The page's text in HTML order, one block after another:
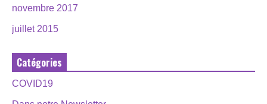
novembre 2017
juillet 2015
Catégories
COVID19